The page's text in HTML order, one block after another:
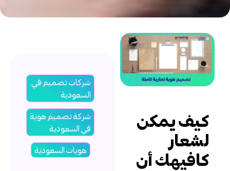
كيف يمكن
لشعار
كافيهك أن
شركات تصميم في
السعودية
شركة تصميم هوية
في السعودية
هويات السعودية